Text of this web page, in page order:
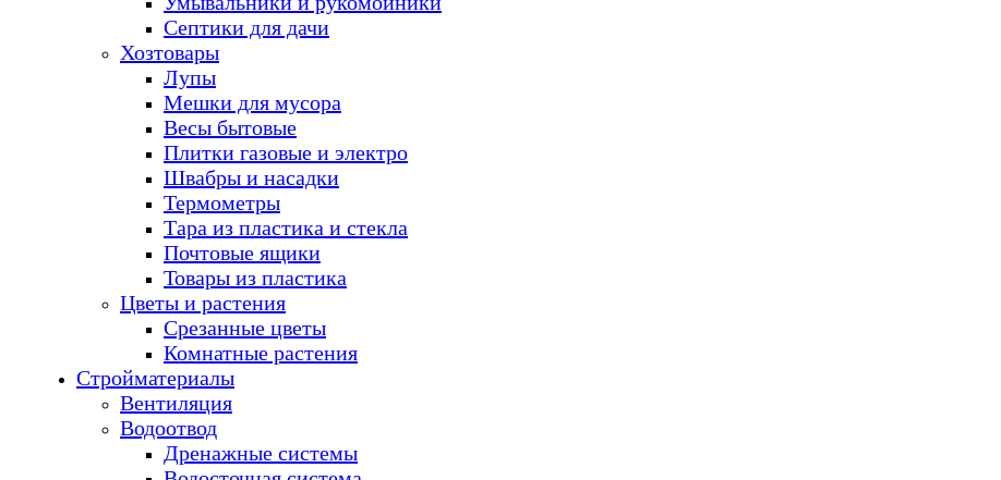
Септики для дачи
Хозтовары
Лупы
Мешки для мусора
Весы бытовые
Плитки газовые и электро
Швабры и насадки
Термометры
Тара из пластика и стекла
Почтовые ящики
Товары из пластика
Цветы и растения
Срезанные цветы
Комнатные растения
Стройматериалы
Вентиляция
Водоотвод
Дренажные системы